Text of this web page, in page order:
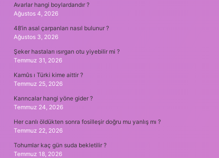
Avarlar hangi boylardandır ?
Ağustos 4, 2026
48’in asal çarpanları nasıl bulunur ?
Ağustos 3, 2026
Şeker hastaları ısırgan otu yiyebilir mi ?
Temmuz 31, 2026
Kamûs ı Türki kime aittir ?
Temmuz 25, 2026
Karıncalar hangi yöne gider ?
Temmuz 24, 2026
Her canlı öldükten sonra fosilleşir doğru mu yanlış mı ?
Temmuz 22, 2026
Tohumlar kaç gün suda bekletilir ?
Temmuz 18, 2026